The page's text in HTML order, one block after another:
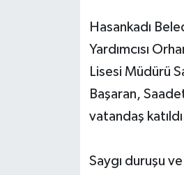
Hasankadı
Yardımcısı
Lisesi Müdürü
Başaran,
vatandaş
Saygı duruşu
Yerel Yönetimler